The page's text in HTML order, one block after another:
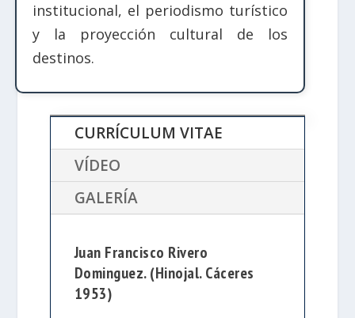
institucional, el periodismo turístico
y la proyección cultural de los
destinos.
CURRÍCULUM VITAE
VÍDEO
GALERÍA
Juan Francisco Rivero
Dominguez. (Hinojal. Cáceres
1953)